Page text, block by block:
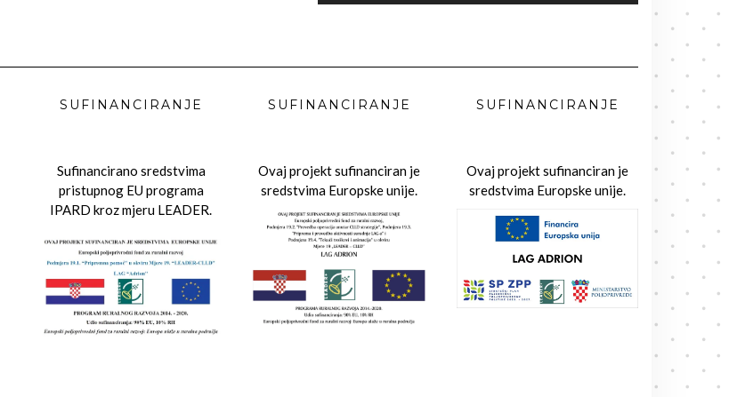
SUFINANCIRANJE
Sufinancirano sredstvima
pristupnog EU programa
IPARD kroz mjeru LEADER.
SUFINANCIRANJE
Ovaj projekt sufinanciran je
sredstvima Europske unije.
SUFINANCIRANJE
Ovaj projekt sufinanciran je
sredstvima Europske unije.